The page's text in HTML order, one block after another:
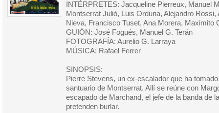
INTÉRPRETES: Jacqueline Pierreux, Manuel
Montserrat Julió, Luis Orduna, Alejandro Rossi,
Nieva, Francisco Tuset, Ana Morera, Maximito
GUIÓN: José Fogués, Manuel G. Terán
FOTOGRAFÍA: Aurelio G. Larraya
MÚSICA: Rafael Ferrer
SINOPSIS:
Pierre Stevens, un ex-escalador que ha
santuario de Montserrat. Allí se reúne con
escapado de Marchand, el jefe de la banda de
pretenden burlar.